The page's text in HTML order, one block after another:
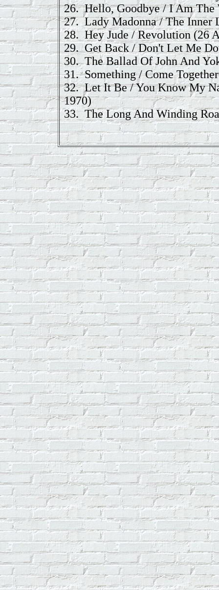
26. Hello, Goodbye / I Am The
27. Lady Madonna / The Inner
28. Hey Jude / Revolution(26
29. Get Back / Don't Let Me
30. The Ballad Of John And
31. Something / Come Together
32. Let It Be / You Know My
1970)
33. The Long And Winding